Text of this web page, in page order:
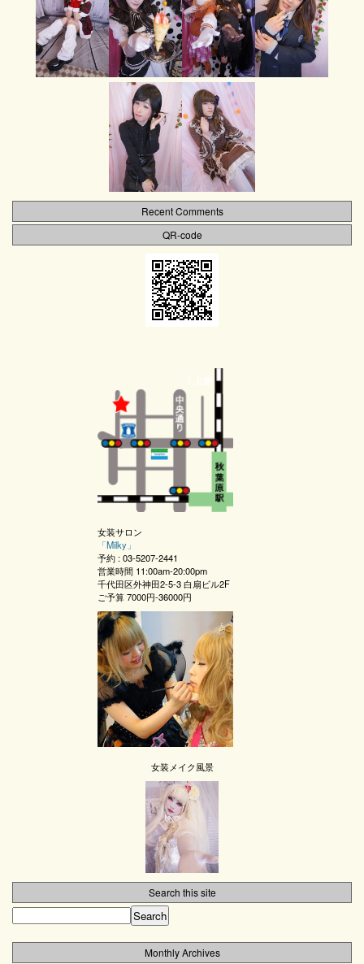
Recent Comments
QR-code
女装サロン
「Milky」
予約 :03-5207-2441
営業時間 11:00am-20:00pm
千代田区外神田2-5-3 白扇ビル2F
ご予算7000円-36000円
女装メイク風景
Search this site
Monthly Archives